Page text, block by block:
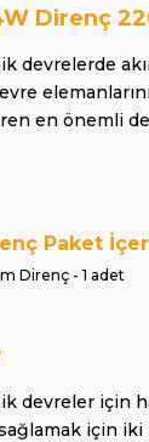
Direnç
devrelerde
elemanlarını
en önemli
Paket
Direnç - 1 adet
devreler için
için iki